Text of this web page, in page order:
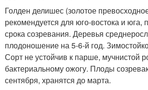
Голден делишес (золотое
рекомендуется для юго-востока и юга,
срока созревания. Деревья
плодоношение на 5-6-й год.
Сорт не устойчив к парше, мучнистой
бактериальному ожогу. Плоды
сентября, хранятся до марта.